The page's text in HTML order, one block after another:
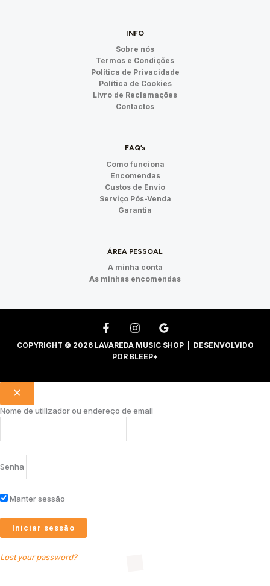
INFO
Sobre nós
Termos e Condições
Política de Privacidade
Política de Cookies
Livro de Reclamações
Contactos
FAQ’s
Como funciona
Encomendas
Custos de Envio
Serviço Pós-Venda
Garantia
ÁREA PESSOAL
A minha conta
As minhas encomendas
COPYRIGHT © 2026 LAVAREDA MUSIC SHOP | DESENVOLVIDO
POR BLEEP*
Nome de utilizador ou endereço de email
Senha
Manter sessão
Lost your password?